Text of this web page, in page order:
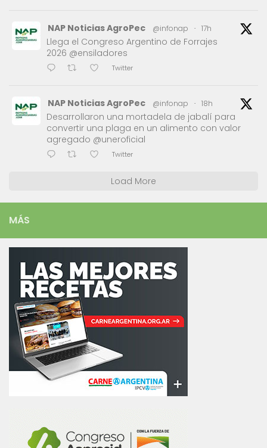
NAP Noticias AgroPec @infonap · 17h
Llega el Congreso Argentino de Forrajes
2026 @ensiladores
Twitter
NAP Noticias AgroPec @infonap · 18h
Desarrollaron una mortadela de jabalí para
convertir una plaga en un alimento con valor
agregado @uneroficial
Twitter
Load More
MÁS